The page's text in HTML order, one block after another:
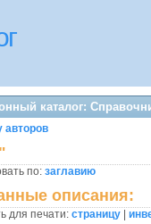
каталог:
авторов
по: заглавию
описания:
для печати: страницу